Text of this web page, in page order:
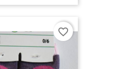
favorite_border